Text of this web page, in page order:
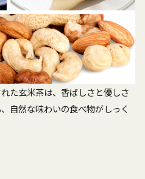
た玄米茶は、香ばしさと優しさ
自然な味わいの食べ物がしっく